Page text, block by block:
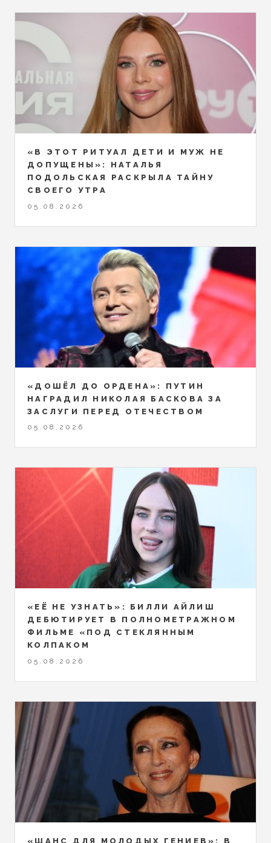
«В ЭТОТ РИТУАЛ ДЕТИ И МУЖ НЕ
ДОПУЩЕНЫ»: НАТАЛЬЯ
ПОДОЛЬСКАЯ РАСКРЫЛА ТАЙНУ
СВОЕГО УТРА
05.08.2026
«ДОШЁЛ ДО ОРДЕНА»: ПУТИН
НАГРАДИЛ НИКОЛАЯ БАСКОВА ЗА
ЗАСЛУГИ ПЕРЕД ОТЕЧЕСТВОМ
05.08.2026
«ЕЁ НЕ УЗНАТЬ»: БИЛЛИ АЙЛИШ
ДЕБЮТИРУЕТ В ПОЛНОМЕТРАЖНОМ
ФИЛЬМЕ «ПОД СТЕКЛЯННЫМ
КОЛПАКОМ
05.08.2026
«ШАНС ДЛЯ МОЛОДЫХ ГЕНИЕВ»: В